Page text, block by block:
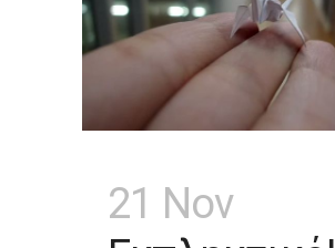
21 Nov